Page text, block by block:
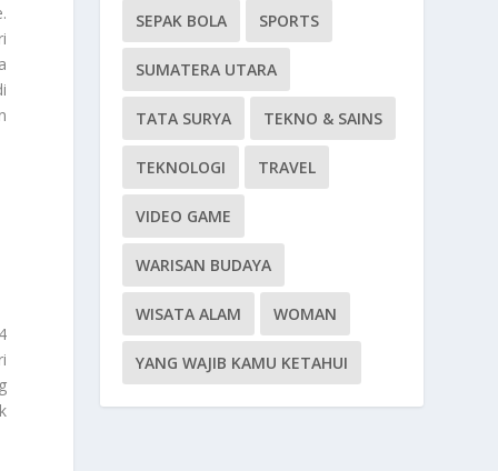
SEPAK BOLA SPORTS
SUMATERA UTARA
TATA SURYA TEKNO & SAINS
TEKNOLOGI TRAVEL
VIDEO GAME
WARISAN BUDAYA
WISATA ALAM WOMAN
YANG WAJIB KAMU KETAHUI